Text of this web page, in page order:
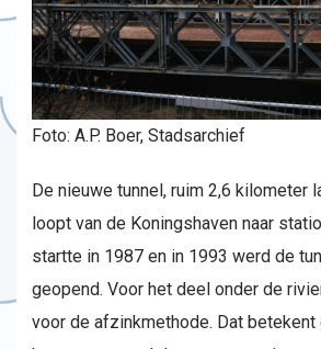
Foto: A.P. Boer, Stadsarchief
De nieuwe tunnel, ruim 2,6 kilometer
loopt van de Koningshaven naar
startte in 1987 en in 1993 werd de
geopend. Voor het deel onder de
voor de afzinkmethode. Dat betekent